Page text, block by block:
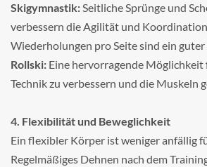
Skigymnastik:Seitliche Sprünge und
verbessern die Agilität und
Wiederholungen pro Seite sind ein guter
Rollski: Eine hervorragende Möglichkeit
Technik zu verbessern und die Muskeln
4. Flexibilität und Beweglichkeit
Ein flexibler Körper ist weniger anfällig
Regelmäßiges Dehnen nach dem